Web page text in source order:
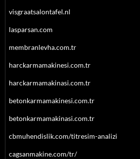
visgraatsalontafel.nl
lasparsan.com
membranlevha.com.tr
harckarmamakinesi.com.tr
harckarmamakinasi.com.tr
betonkarmamakinesi.com.tr
betonkarmamakinasi.com.tr
cbmuhendislik.com/titresim-analizi
cagsanmakine.com/tr/